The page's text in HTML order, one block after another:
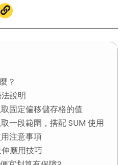
？
說明
固定偏移儲存格的值
一段範圍，搭配 SUM 使用
注意事項
應用技巧